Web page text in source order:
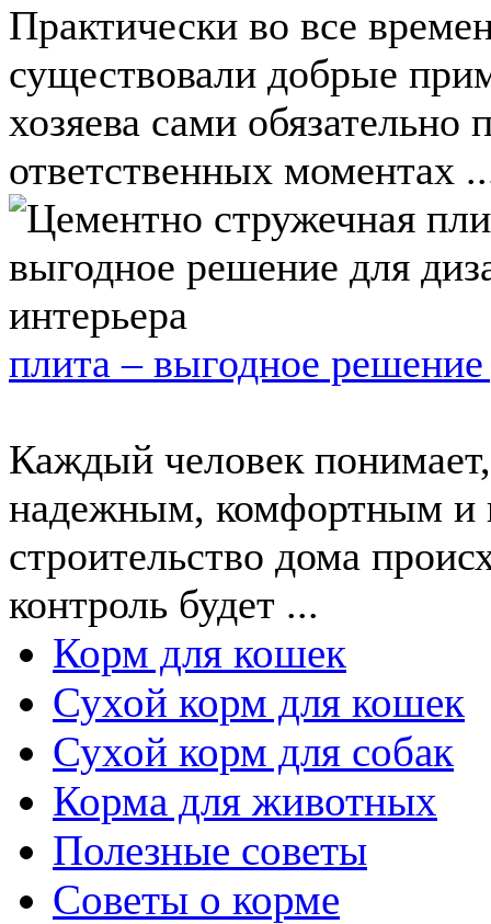
Практически во все
существовали добрые
хозяева сами
ответственных моментах
плита – выгодное
Каждый человек
надежным, комфортным и
строительство дома
контроль будет ...
Корм для кошек
Сухой корм для кошек
Сухой корм для собак
Корма для животных
Полезные советы
Советы о корме